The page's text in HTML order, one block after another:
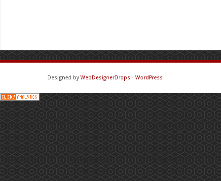
Designed byWebDesignerDrops ⋅ WordPress